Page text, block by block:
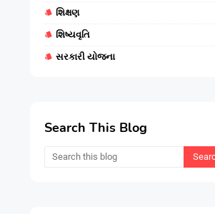
શિક્ષણ
શિષ્યવૃતિ
સરકારી યોજના
Search This Blog